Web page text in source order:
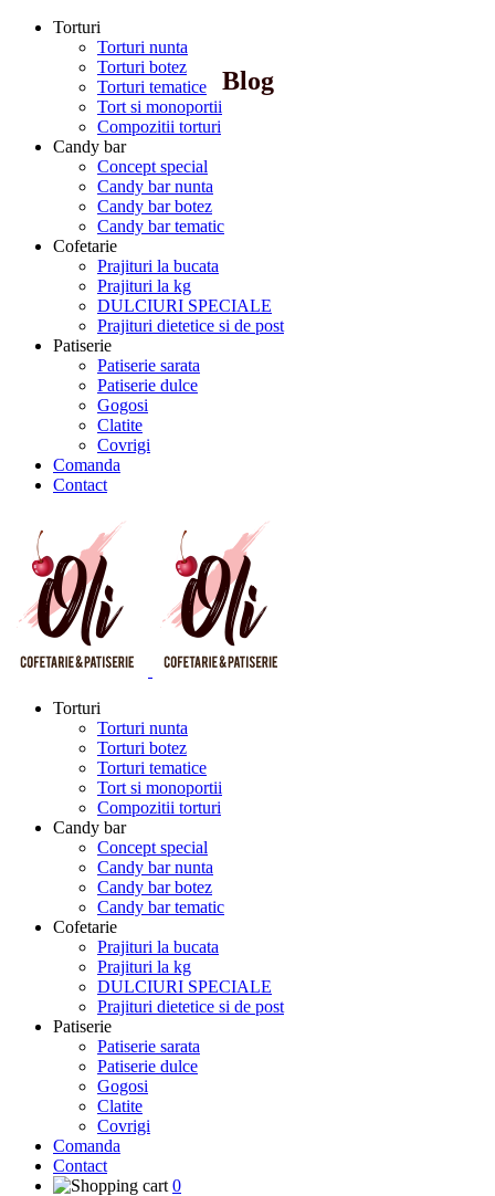
Torturi
Torturi nunta
Torturi botez
Torturi tematice
Tort si monoportii
Compozitii torturi
Candy bar
Concept special
Candy bar nunta
Candy bar botez
Candy bar tematic
Cofetarie
Prajituri la bucata
Prajituri la kg
DULCIURI SPECIALE
Prajituri dietetice si de post
Patiserie
Patiserie sarata
Patiserie dulce
Gogosi
Clatite
Covrigi
Comanda
Contact
Torturi
Torturi nunta
Torturi botez
Torturi tematice
Tort si monoportii
Compozitii torturi
Candy bar
Concept special
Candy bar nunta
Candy bar botez
Candy bar tematic
Cofetarie
Prajituri la bucata
Prajituri la kg
DULCIURI SPECIALE
Prajituri dietetice si de post
Patiserie
Patiserie sarata
Patiserie dulce
Gogosi
Clatite
Covrigi
Comanda
Contact
0
Blog